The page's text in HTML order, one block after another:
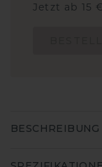
Jetzt ab 15
BESCHREIBUNG